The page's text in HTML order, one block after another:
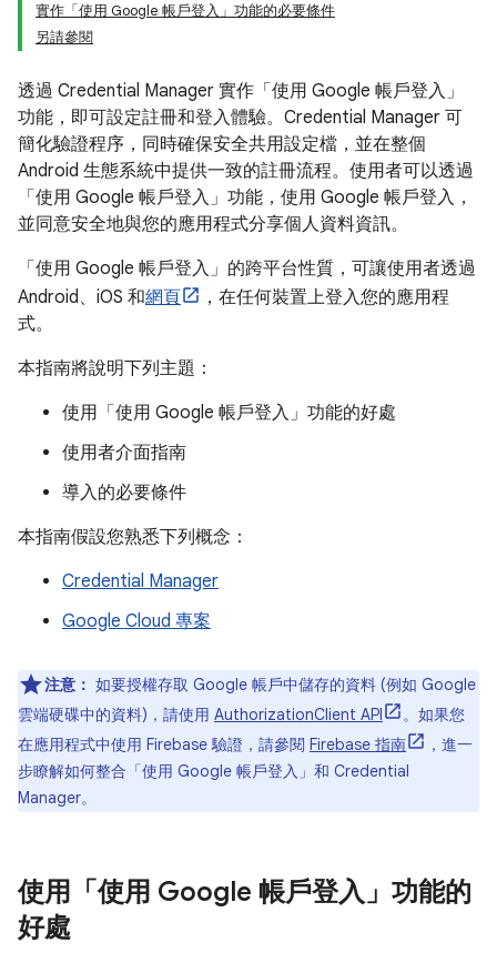
實作「使用 Google 帳戶登入」功能的必要條件
另請參閱
透過 Credential Manager 實作「使用 Google 帳戶登入」
功能，即可設定註冊和登入體驗。Credential Manager 可
簡化驗證程序，同時確保安全共用設定檔，並在整個
Android 生態系統中提供一致的註冊流程。使用者可以透過
「使用 Google 帳戶登入」功能，使用 Google 帳戶登入，
並同意安全地與您的應用程式分享個人資料資訊。
「使用 Google 帳戶登入」的跨平台性質，可讓使用者透過
Android、iOS 和網頁
，在任何裝置上登入您的應用程
式。
本指南將說明下列主題：
使用「使用 Google 帳戶登入」功能的好處
使用者介面指南
導入的必要條件
本指南假設您熟悉下列概念：
Credential Manager
Google Cloud 專案
注意： 如要授權存取 Google 帳戶中儲存的資料 (例如 Google
雲端硬碟中的資料)，請使用 AuthorizationClient API
。如果您
在應用程式中使用 Firebase 驗證，請參閱 Firebase 指南
，進一
步瞭解如何整合「使用 Google 帳戶登入」和 Credential
Manager。
使用「使用 Google 帳戶登入」功能的
好處